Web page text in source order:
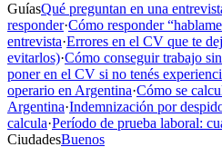
GuíasQué preguntan en una
responder·Cómo responder
entrevista·Errores en el CV que te
evitarlos)·Cómo conseguir trabajo
poner en el CV si no tenés
operario en Argentina·Cómo se
Argentina·Indemnización por
calcula·Período de prueba laboral:
CiudadesBuenos